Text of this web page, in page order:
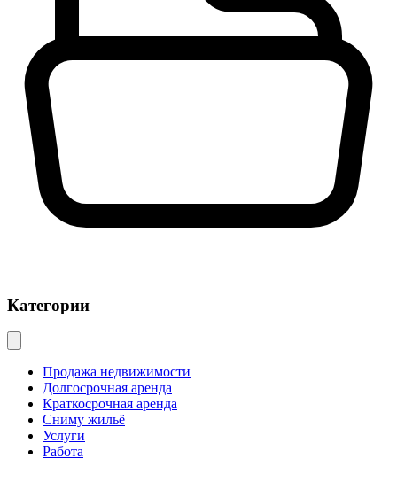
Категории
Продажа недвижимости
Долгосрочная аренда
Краткосрочная аренда
Сниму жильё
Услуги
Работа